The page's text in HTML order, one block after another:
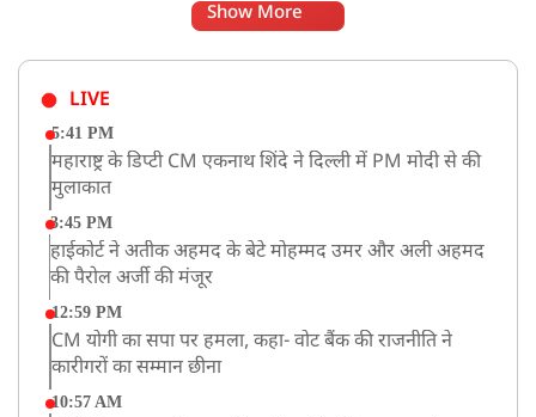
Show More
LIVE
5:41 PM
महाराष्ट्र के डिप्टी CM एकनाथ शिंदे ने दिल्ली में PM मोदी से की
मुलाकात
3:45 PM
हाईकोर्ट ने अतीक अहमद के बेटे मोहम्मद उमर और अली अहमद
की पैरोल अर्जी की मंजूर
12:59 PM
CM योगी का सपा पर हमला, कहा- वोट बैंक की राजनीति ने
कारीगरों का सम्मान छीना
10:57 AM